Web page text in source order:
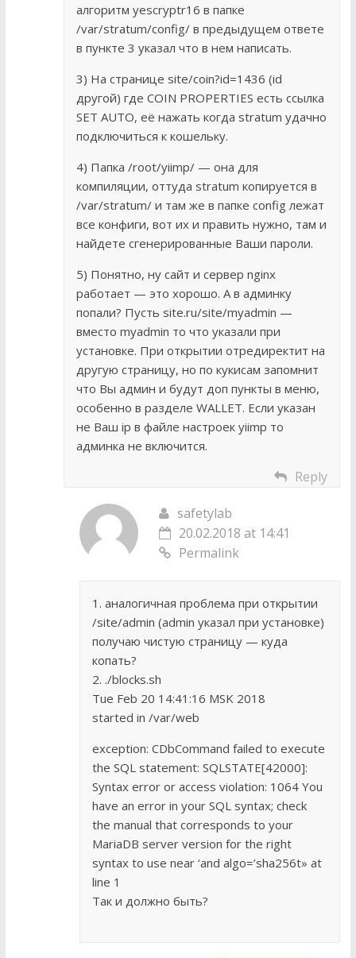
алгоритм yescryptr16 в папке
/var/stratum/config/ в предыдущем ответе
в пункте 3 указал что в нем написать.
3) На странице site/coin?id=1436 (id
другой) где COIN PROPERTIES есть ссылка
SET AUTO, её нажать когда stratum удачно
подключиться к кошельку.
4) Папка /root/yiimp/ — она для
компиляции, оттуда stratum копируется в
/var/stratum/ и там же в папке config лежат
все конфиги, вот их и править нужно, там и
найдете сгенерированные Ваши пароли.
5) Понятно, ну сайт и сервер nginx
работает — это хорошо. А в админку
попали? Пусть site.ru/site/myadmin —
вместо myadmin то что указали при
установке. При открытии отредиректит на
другую страницу, но по кукисам запомнит
что Вы админ и будут доп пункты в меню,
особенно в разделе WALLET. Если указан
не Ваш ip в файле настроек yiimp то
админка не включится.
Reply
safetylab
20.02.2018 at 14:41
Permalink
1. аналогичная проблема при открытии
/site/admin (admin указал при установке)
получаю чистую страницу — куда
копать?
2. ./blocks.sh
Tue Feb 20 14:41:16 MSK 2018
started in /var/web
exception: CDbCommand failed to execute
the SQL statement: SQLSTATE[42000]:
Syntax error or access violation: 1064 You
have an error in your SQL syntax; check
the manual that corresponds to your
MariaDB server version for the right
syntax to use near ‘and algo=’sha256t» at
line 1
Так и должно быть?